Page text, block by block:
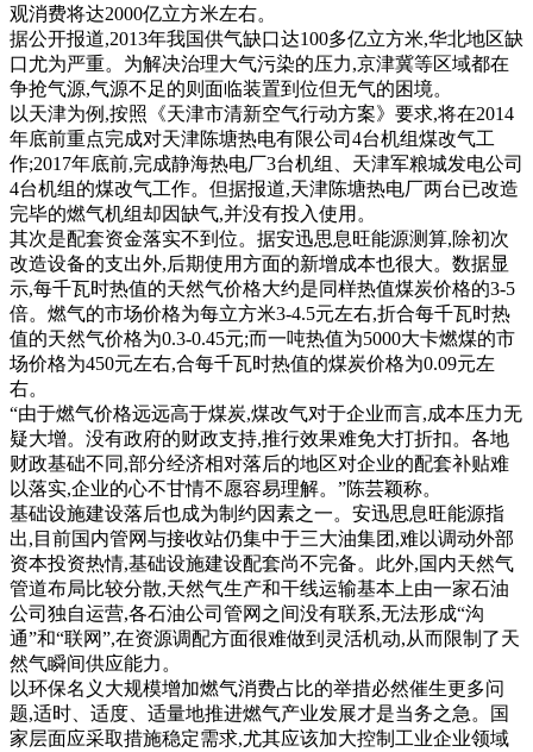
观消费将达2000亿立方米左右。
据公开报道,2013年我国供气缺口达100多亿立方米,华北地区缺
口尤为严重。为解决治理大气污染的压力,京津冀等区域都在
争抢气源,气源不足的则面临装置到位但无气的困境。
以天津为例,按照《天津市清新空气行动方案》要求,将在2014
年底前重点完成对天津陈塘热电有限公司4台机组煤改气工
作;2017年底前,完成静海热电厂3台机组、天津军粮城发电公司
4台机组的煤改气工作。但据报道,天津陈塘热电厂两台已改造
完毕的燃气机组却因缺气,并没有投入使用。
其次是配套资金落实不到位。据安迅思息旺能源测算,除初次
改造设备的支出外,后期使用方面的新增成本也很大。数据显
示,每千瓦时热值的天然气价格大约是同样热值煤炭价格的3-5
倍。燃气的市场价格为每立方米3-4.5元左右,折合每千瓦时热
值的天然气价格为0.3-0.45元;而一吨热值为5000大卡燃煤的市
场价格为450元左右,合每千瓦时热值的煤炭价格为0.09元左
右。
“由于燃气价格远远高于煤炭,煤改气对于企业而言,成本压力无
疑大增。没有政府的财政支持,推行效果难免大打折扣。各地
财政基础不同,部分经济相对落后的地区对企业的配套补贴难
以落实,企业的心不甘情不愿容易理解。”陈芸颖称。
基础设施建设落后也成为制约因素之一。安迅思息旺能源指
出,目前国内管网与接收站仍集中于三大油集团,难以调动外部
资本投资热情,基础设施建设配套尚不完备。此外,国内天然气
管道布局比较分散,天然气生产和干线运输基本上由一家石油
公司独自运营,各石油公司管网之间没有联系,无法形成“沟
通”和“联网”,在资源调配方面很难做到灵活机动,从而限制了天
然气瞬间供应能力。
以环保名义大规模增加燃气消费占比的举措必然催生更多问
题,适时、适度、适量地推进燃气产业发展才是当务之急。国
家层面应采取措施稳定需求,尤其应该加大控制工业企业领域